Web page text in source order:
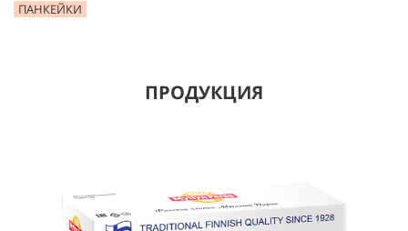
ПАНКЕЙКИ
ПРОДУКЦИЯ